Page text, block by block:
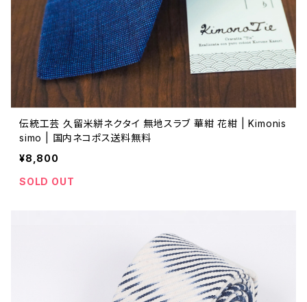
伝統工芸 久留米絣ネクタイ 無地スラブ 華紺 花紺 | Kimonis
simo | 国内ネコポス送料無料
¥8,800
SOLD OUT